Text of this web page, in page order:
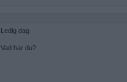
Ledig dag
Vad har du?